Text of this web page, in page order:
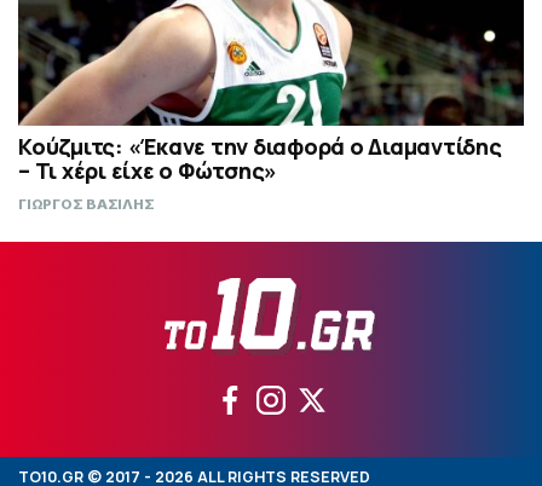
Κούζμιτς: «Έκανε την διαφορά ο Διαμαντίδης
– Τι χέρι είχε ο Φώτσης»
ΓΙΩΡΓΟΣ ΒΑΣΙΛΗΣ
TO10.GR © 2017 - 2026 ALL RIGHTS RESERVED